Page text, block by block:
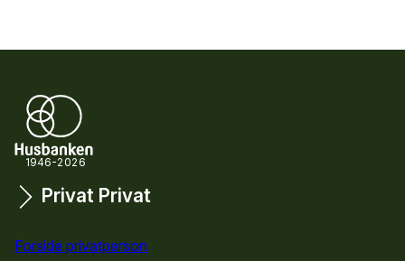
1946-2026
Snarveier
Privat Privat
Forside privatperson